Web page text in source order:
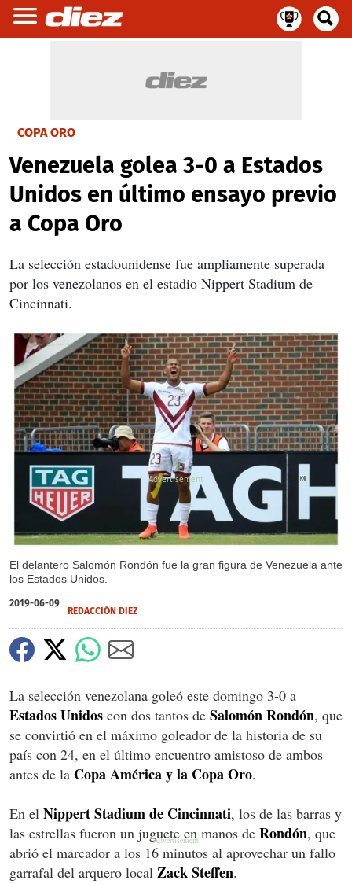
COPA ORO
Venezuela golea 3-0 a Estados
Unidos en último ensayo previo
a Copa Oro
La selección estadounidense fue ampliamente superada
por los venezolanos en el estadio Nippert Stadium de
Cincinnati.
El delantero Salomón Rondón fue la gran figura de Venezuela ante
los Estados Unidos.
X
X
2019-06-09
REDACCIÓN DIEZ
La selección venezolana goleó este domingo 3-0 a
Estados Unidos con dos tantos de Salomón Rondón, que
se convirtió en el máximo goleador de la historia de su
país con 24, en el último encuentro amistoso de ambos
antes de la Copa América y la Copa Oro.
En el Nippert Stadium de Cincinnati, los de las barras y
las estrellas fueron un juguete en manos de Rondón, que
abrió el marcador a los 16 minutos al aprovechar un fallo
garrafal del arquero local Zack Steffen.